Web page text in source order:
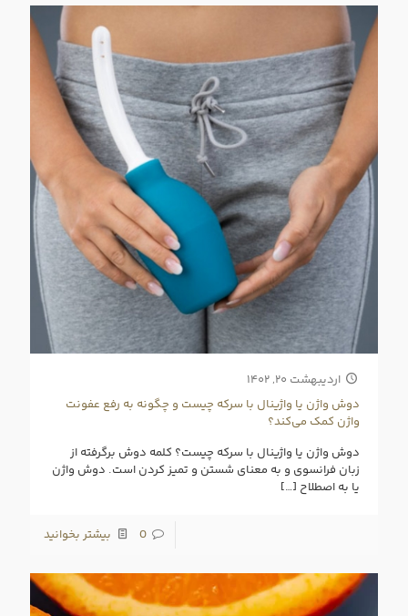
اردیبهشت ۲۰, ۱۴۰۲
دوش واژن یا واژینال با سرکه چیست و چگونه به رفع عفونت
واژن کمک می‌کند؟
دوش واژن یا واژینال با سرکه چیست؟ کلمه دوش برگرفته از
زبان فرانسوی و به معنای شستن و تمیز کردن است. دوش واژن
یا به اصطلاح […]
0 بیشتر بخوانید